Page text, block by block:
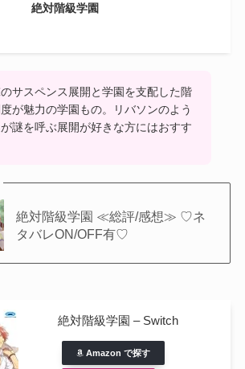
絶対階級学園
サスペンス展開と学園を支配した階
が魅力の学園もの。リバソンのよう
謎を呼ぶ展開が好きな方にはおすす
絶対階級学園 ≪総評/感想≫ ♡ネ
タバレON/OFF有♡
絶対階級学園 – Switch
Amazon で探す